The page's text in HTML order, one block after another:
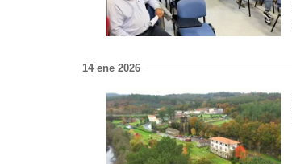
14 ene 2026